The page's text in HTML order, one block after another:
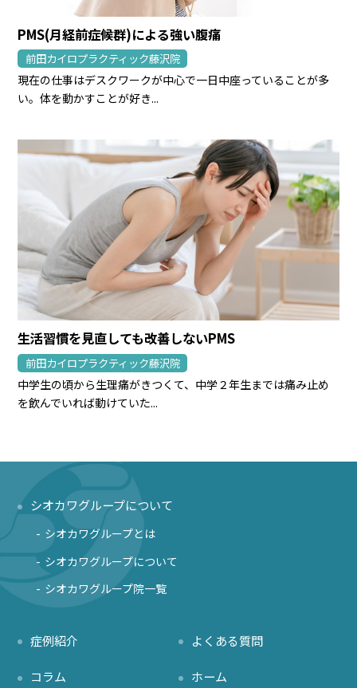
PMS(月経前症候群)による強い腹痛
前田カイロプラクティック藤沢院
現在の仕事はデスクワークが中心で一日中座っていることが多
い。体を動かすことが好き...
生活習慣を見直しても改善しないPMS
前田カイロプラクティック藤沢院
中学生の頃から生理痛がきつくて、中学２年生までは痛み止め
を飲んでいれば動けていた...
シオカワグループについて
シオカワグループとは
シオカワグループについて
シオカワグループ院一覧
症例紹介 よくある質問
コラム ホーム